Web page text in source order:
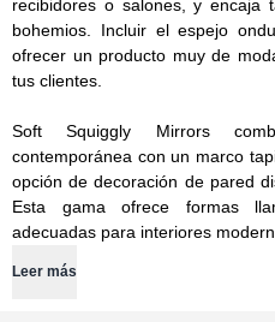
recibidores o salones, y encaja
bohemios. Incluir el espejo
ofrecer un producto muy de
tus clientes.
Soft Squiggly Mirrors
contemporánea con un marco
opción de decoración de pared
Esta gama ofrece formas
adecuadas para interiores
Leer más